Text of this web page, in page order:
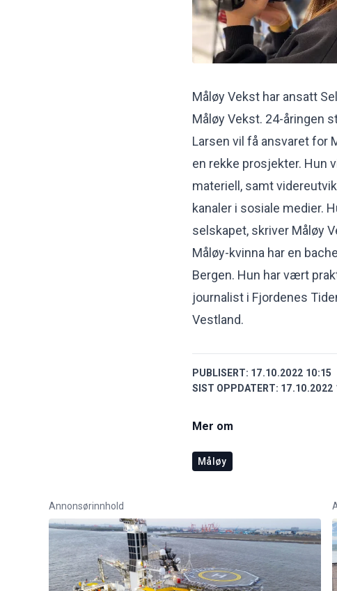
Måløy Vekst har ansatt
Måløy Vekst. 24-åringen
Larsen vil få ansvaret for
en rekke prosjekter. Hun
materiell, samt
kanaler i sosiale medier.
selskapet, skriver Måløy
Måløy-kvinna har en
Bergen. Hun har vært
journalist i Fjordenes
Vestland.
PUBLISERT: 17.10.2022 10:15
SIST OPPDATERT: 17.10.2022
Mer om
Måløy
Annonsørinnhold